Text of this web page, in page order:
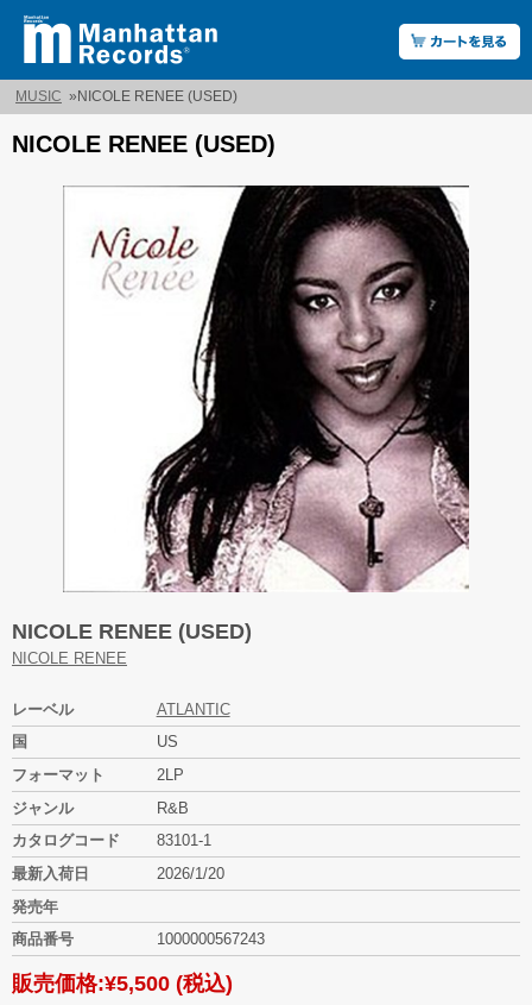
MUSIC » NICOLE RENEE (USED)
NICOLE RENEE (USED)
NICOLE RENEE (USED)
NICOLE RENEE
レーベル
ATLANTIC
国
US
フォーマット
2LP
ジャンル
R&B
カタログコード
83101-1
最新入荷日
2026/1/20
発売年
商品番号
1000000567243
販売価格:¥5,500 (税込)